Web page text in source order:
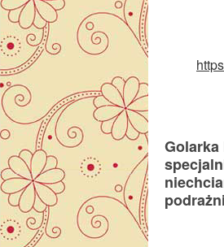
Golarka